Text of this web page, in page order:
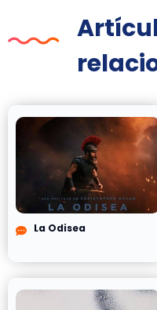
La Odisea